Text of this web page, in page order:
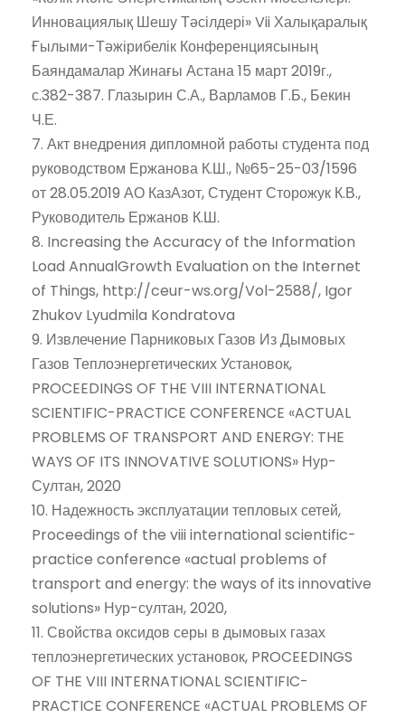
Инновациялық Шешу Тәсілдері» Vii Халықаралық
Ғылыми-Тәжірибелік Конференциясының
Баяндамалар Жинағы Астана 15 март 2019г.,
с.382-387. Глазырин С.А., Варламов Г.Б., Бекин
Ч.Е.
7. Акт внедрения дипломной работы студента под
руководством Ержанова К.Ш., №65-25-03/1596
от 28.05.2019 АО КазАзот, Студент Сторожук К.В.,
Руководитель Ержанов К.Ш.
8. Increasing the Accuracy of the Information
Load AnnualGrowth Evaluation on the Internet
of Things, http://ceur-ws.org/Vol-2588/, Igor
Zhukov Lyudmila Kondratova
9. Извлечение Парниковых Газов Из Дымовых
Газов Теплоэнергетических Установок,
PROCEEDINGS OF THE VIII INTERNATIONAL
SCIENTIFIC-PRACTICE CONFERENCE «ACTUAL
PROBLEMS OF TRANSPORT AND ENERGY: THE
WAYS OF ITS INNOVATIVE SOLUTIONS» Нур-
Султан, 2020
10. Надежность эксплуатации тепловых сетей,
Proceedings of the viii international scientific-
practice conference «actual problems of
transport and energy: the ways of its innovative
solutions» Нур-султан, 2020,
11. Свойства оксидов серы в дымовых газах
теплоэнергетических установок, PROCEEDINGS
OF THE VIII INTERNATIONAL SCIENTIFIC-
PRACTICE CONFERENCE «ACTUAL PROBLEMS OF